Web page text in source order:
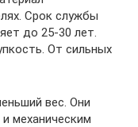
Срок службы
до 25-30 лет.
От сильных
вес. Они
механическим